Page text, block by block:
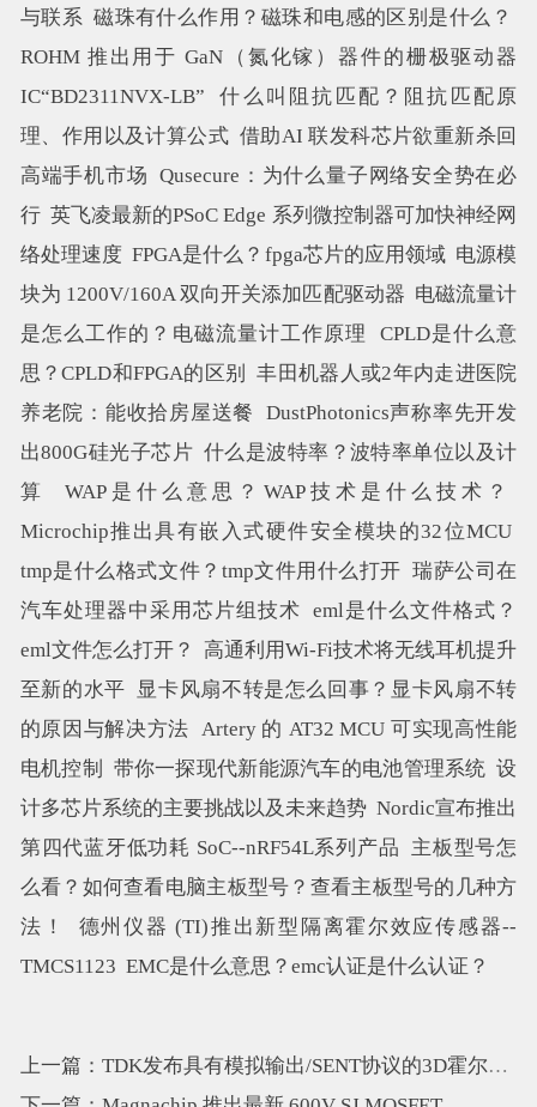
与联系 磁珠有什么作用？磁珠和电感的区别是什么？
ROHM 推出用于 GaN（氮化镓）器件的栅极驱动器
IC“BD2311NVX-LB”
什么叫阻抗匹配？阻抗匹配原
理、作用以及计算公式 借助AI 联发科芯片欲重新杀回
高端手机市场 Qusecure：为什么量子网络安全势在必
行 英飞凌最新的PSoC Edge 系列微控制器可加快神经网
络处理速度 FPGA是什么？fpga芯片的应用领域 电源模
块为 1200V/160A 双向开关添加匹配驱动器 电磁流量计
是怎么工作的？电磁流量计工作原理
CPLD是什么意
思？CPLD和FPGA的区别
丰田机器人或2年内走进医院
养老院：能收拾房屋送餐
DustPhotonics声称率先开发
出800G硅光子芯片 什么是波特率？波特率单位以及计
算
WAP是什么意思？WAP技术是什么技术？
Microchip推出具有嵌入式硬件安全模块的32位MCU
tmp是什么格式文件？tmp文件用什么打开 瑞萨公司在
汽车处理器中采用芯片组技术 eml是什么文件格式？
eml文件怎么打开？
高通利用Wi-Fi技术将无线耳机提升
至新的水平
显卡风扇不转是怎么回事？显卡风扇不转
的原因与解决方法 Artery 的 AT32 MCU 可实现高性能
电机控制
带你一探现代新能源汽车的电池管理系统 设
计多芯片系统的主要挑战以及未来趋势 Nordic宣布推出
第四代蓝牙低功耗 SoC--nRF54L系列产品
主板型号怎
么看？如何查看电脑主板型号？查看主板型号的几种方
法！
德州仪器 (TI)推出新型隔离霍尔效应传感器--
TMCS1123 EMC是什么意思？emc认证是什么认证？
上一篇：TDK发布具有模拟输出/SENT协议的3D霍尔传感器HAL3927